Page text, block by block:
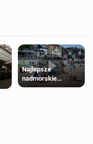
Najlepsze
nadmorskie
miasteczko blisko